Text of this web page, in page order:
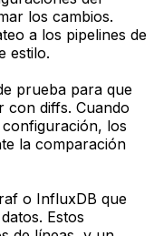
los cambios.
a los pipelines de
estilo.
prueba para que
con diffs. Cuando
los
la comparación
o InfluxDB que
Estos